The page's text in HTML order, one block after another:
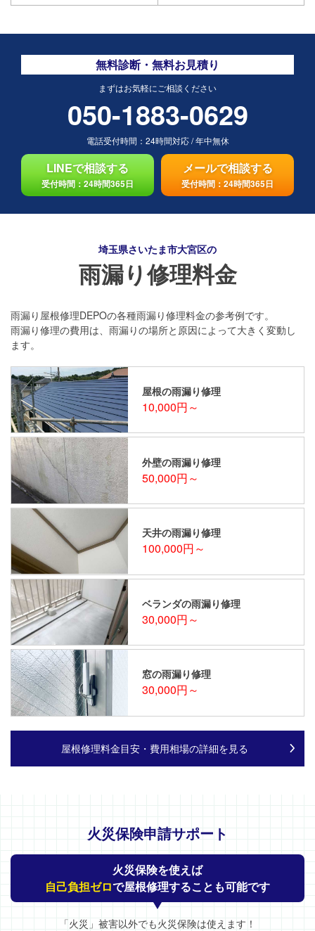
無料診断・無料お見積り
まずはお気軽にご相談ください
050-1883-0629
電話受付時間： 24時間対応/年中無休
LINEで相談する
受付時間：24時間365日
メールで相談する
受付時間：24時間365日
埼玉県さいたま市大宮区の
雨漏り修理料金
雨漏り屋根修理DEPOの各種雨漏り修理料金の参考例です。
雨漏り修理の費用は、雨漏りの場所と原因によって大きく変動し
ます。
屋根の雨漏り修理
10,000円～
外壁の雨漏り修理
50,000円～
天井の雨漏り修理
100,000円～
ベランダの雨漏り修理
30,000円～
窓の雨漏り修理
30,000円～
屋根修理料金目安・費用相場の詳細を見る
火災保険申請サポート
火災保険を使えば
自己負担ゼロで屋根修理することも可能です
「火災」被害以外でも火災保険は使えます！